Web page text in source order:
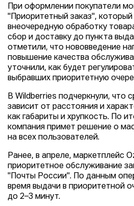
При оформлении покупатели
"Приоритетный заказ", который
внеочередную обработку
сбор и доставку до пункта
отметили, что нововведение
повышение качества
уточнили, как будет
выбравших приоритетную
В Wildberries подчеркнули, что
зависит от расстояния и
как габариты и хрупкость. По
компания примет решение о
на всех пользователей.
Ранее, в апреле, маркетплейс
приоритетное обслуживание
"Почты России". По данным
время выдачи в приоритетной
до 2–3 минут.